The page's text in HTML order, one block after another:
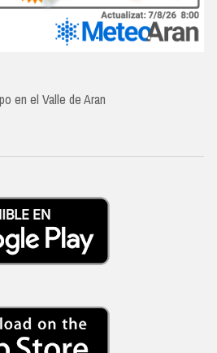
en el Valle de Aran